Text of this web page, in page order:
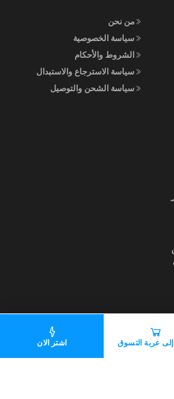
عربة التسوق اشتر الان
من نحن
سياسة الخصوصية
الشروط والأحكام
سياسة الاسترجاع والاستبدال
سياسة الشحن والتوصيل